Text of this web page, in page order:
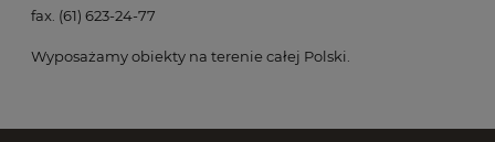
fax. (61) 623-24-77
Wyposażamy obiekty na terenie całej Polski.